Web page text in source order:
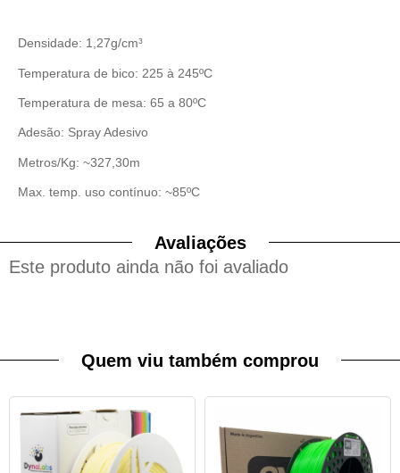
Densidade: 1,27g/cm³
Temperatura de bico: 225 à 245ºC
Temperatura de mesa: 65 a 80ºC
Adesão: Spray Adesivo
Metros/Kg: ~327,30m
Max. temp. uso contínuo: ~85ºC
Avaliações
Este produto ainda não foi avaliado
Quem viu também comprou